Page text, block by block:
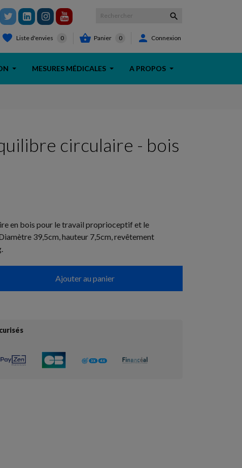

Liste d'envies 0  Panier 0  Connexion
MESURES MÉDICALES A PROPOS
circulaire - bois
en bois pour le travail proprioceptif et le
39,5cm, hauteur 7,5cm, revêtement
Ajouter au panier